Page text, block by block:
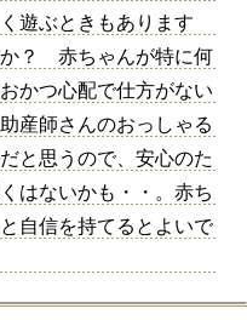
遊ぶときもあります
か？ 赤ちゃんが特に何
かつ心配で仕方がない
産師さんのおっしゃる
と思うので、安心のた
はないかも・・。赤ち
自信を持てるとよいで